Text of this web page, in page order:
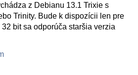
z Debianu 13.1 Trixie s
Trinity. Bude k dispozícii len pre
bit sa odporúča staršia verzia